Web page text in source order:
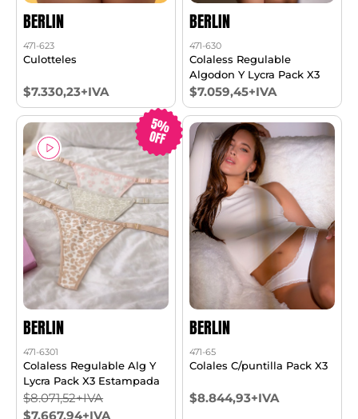
BERLIN
471-623
Culotteles
$7.330,23+IVA
BERLIN
471-630
Colaless Regulable
Algodon Y Lycra Pack X3
$7.059,45+IVA
5%
OFF
BERLIN
471-6301
Colaless Regulable Alg Y
Lycra Pack X3 Estampada
$8.071,52+IVA
$7.667,94+IVA
BERLIN
471-65
Colales C/puntilla Pack X3
$8.844,93+IVA